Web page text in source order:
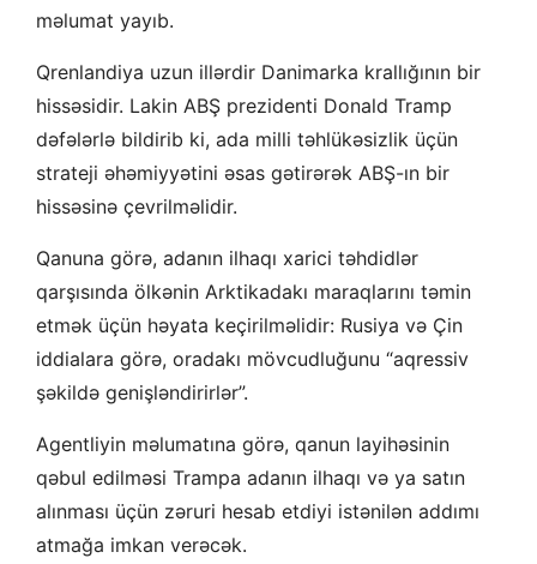
məlumat yayıb.
Qrenlandiya uzun illərdir Danimarka krallığının bir
hissəsidir. Lakin ABŞ prezidenti Donald Tramp
dəfələrlə bildirib ki, ada milli təhlükəsizlik üçün
strateji əhəmiyyətini əsas gətirərək ABŞ-ın bir
hissəsinə çevrilməlidir.
Qanuna görə, adanın ilhaqı xarici təhdidlər
qarşısında ölkənin Arktikadakı maraqlarını təmin
etmək üçün həyata keçirilməlidir: Rusiya və Çin
iddialara görə, oradakı mövcudluğunu “aqressiv
şəkildə genişləndirirlər”.
Agentliyin məlumatına görə, qanun layihəsinin
qəbul edilməsi Trampa adanın ilhaqı və ya satın
alınması üçün zəruri hesab etdiyi istənilən addımı
atmağa imkan verəcək.